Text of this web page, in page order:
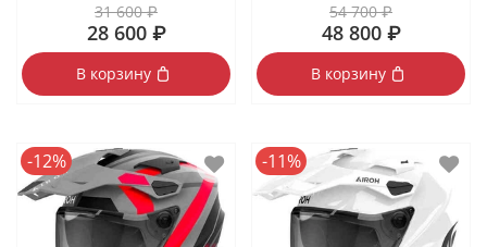
31 600 ₽
28 600 ₽
В корзину
54 700 ₽
48 800 ₽
В корзину
-12% -11%